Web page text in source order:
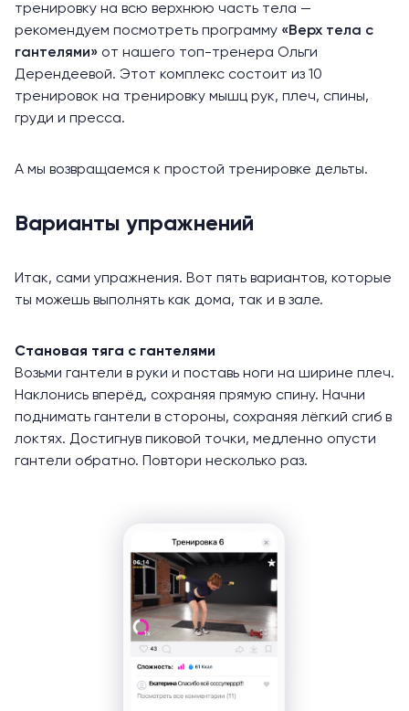
тренировку на всю верхнюю часть тела —
рекомендуем посмотреть программу «Верх тела с
гантелями» от нашего топ-тренера Ольги
Дерендеевой. Этот комплекс состоит из 10
тренировок на тренировку мышц рук, плеч, спины,
груди и пресса.
А мы возвращаемся к простой тренировке дельты.
Варианты упражнений
Итак, сами упражнения. Вот пять вариантов, которые
ты можешь выполнять как дома, так и в зале.
Становая тяга с гантелями
Возьми гантели в руки и поставь ноги на ширине плеч.
Наклонись вперёд, сохраняя прямую спину. Начни
поднимать гантели в стороны, сохраняя лёгкий сгиб в
локтях. Достигнув пиковой точки, медленно опусти
гантели обратно. Повтори несколько раз.